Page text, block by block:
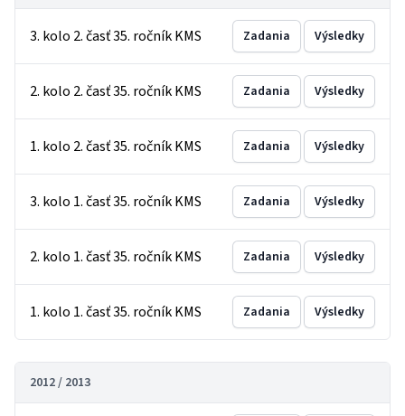
3. kolo 2. časť 35. ročník KMS Zadania Výsledky
2. kolo 2. časť 35. ročník KMS Zadania Výsledky
1. kolo 2. časť 35. ročník KMS Zadania Výsledky
3. kolo 1. časť 35. ročník KMS Zadania Výsledky
2. kolo 1. časť 35. ročník KMS Zadania Výsledky
1. kolo 1. časť 35. ročník KMS Zadania Výsledky
2012 / 2013